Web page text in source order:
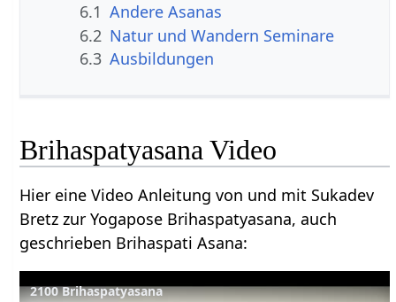
6.1 Andere Asanas
6.2 Natur und Wandern Seminare
6.3 Ausbildungen
Brihaspatyasana Video
Hier eine Video Anleitung von und mit Sukadev
Bretz zur Yogapose Brihaspatyasana, auch
geschrieben Brihaspati Asana:
2100 Brihaspatyasana